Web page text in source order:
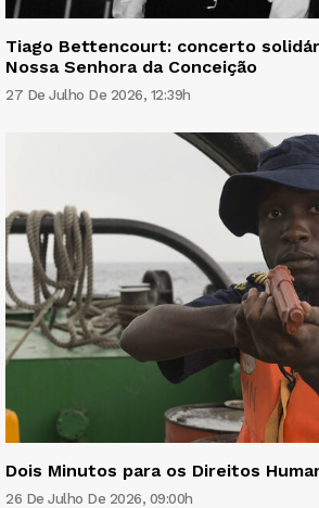
Tiago Bettencourt: concerto
Nossa Senhora da Conceição
27 De Julho De 2026, 12:39h
Dois Minutos para os Direitos
26 De Julho De 2026, 09:00h